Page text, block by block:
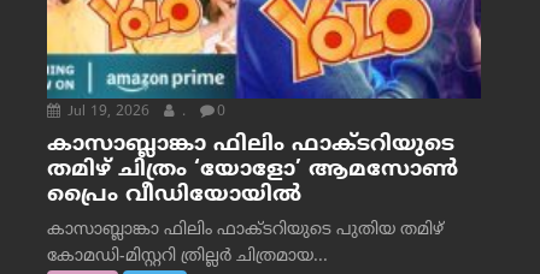
Jul 19, 2026 . 0
കാസാബ്ലാങ്കാ ഫിലിം ഫാക്ടറിയുടെ
തമിഴ് ചിത്രം ‘യോളോ’ ആമസോൺ
പ്രൈം വീഡിയോയിൽ
കാസാബ്ലാങ്കാ ഫിലിം ഫാക്ടറിയുടെ പുതിയ തമിഴ്
കോമഡി-മിസ്റ്ററി ത്രില്ലർ ചിത്രമായ...